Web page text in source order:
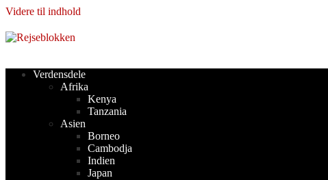
Videre til indhold
Verdensdele
Afrika
Kenya
Tanzania
Asien
Borneo
Cambodja
Indien
Japan